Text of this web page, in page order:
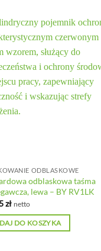
ODBLASKOWE
odblaskowa taśma
lewa – BY RV1LK
zł netto
DO KOSZYKA